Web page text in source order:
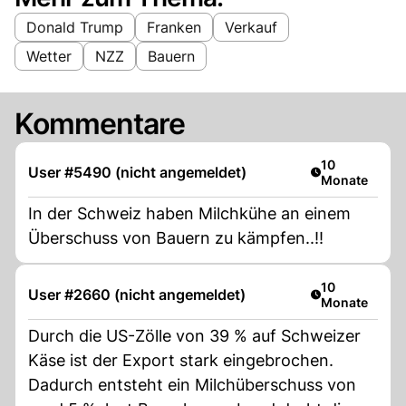
Donald Trump Franken
Verkauf
Wetter
NZZ Bauern
Kommentare
User #5490 (nicht angemeldet) Artikel
10
Monate
In der Schweiz haben Milchkühe an einem
Überschuss von Bauern zu kämpfen..!!
User #2660 (nicht angemeldet) Artikel
10
Monate
Durch die US-Zölle von 39 % auf Schweizer
Käse ist der Export stark eingebrochen.
Dadurch entsteht ein Milchüberschuss von